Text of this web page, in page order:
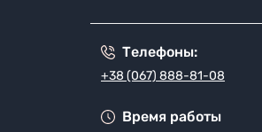
Телефоны:
+38 (067) 888-81-08
Время работы